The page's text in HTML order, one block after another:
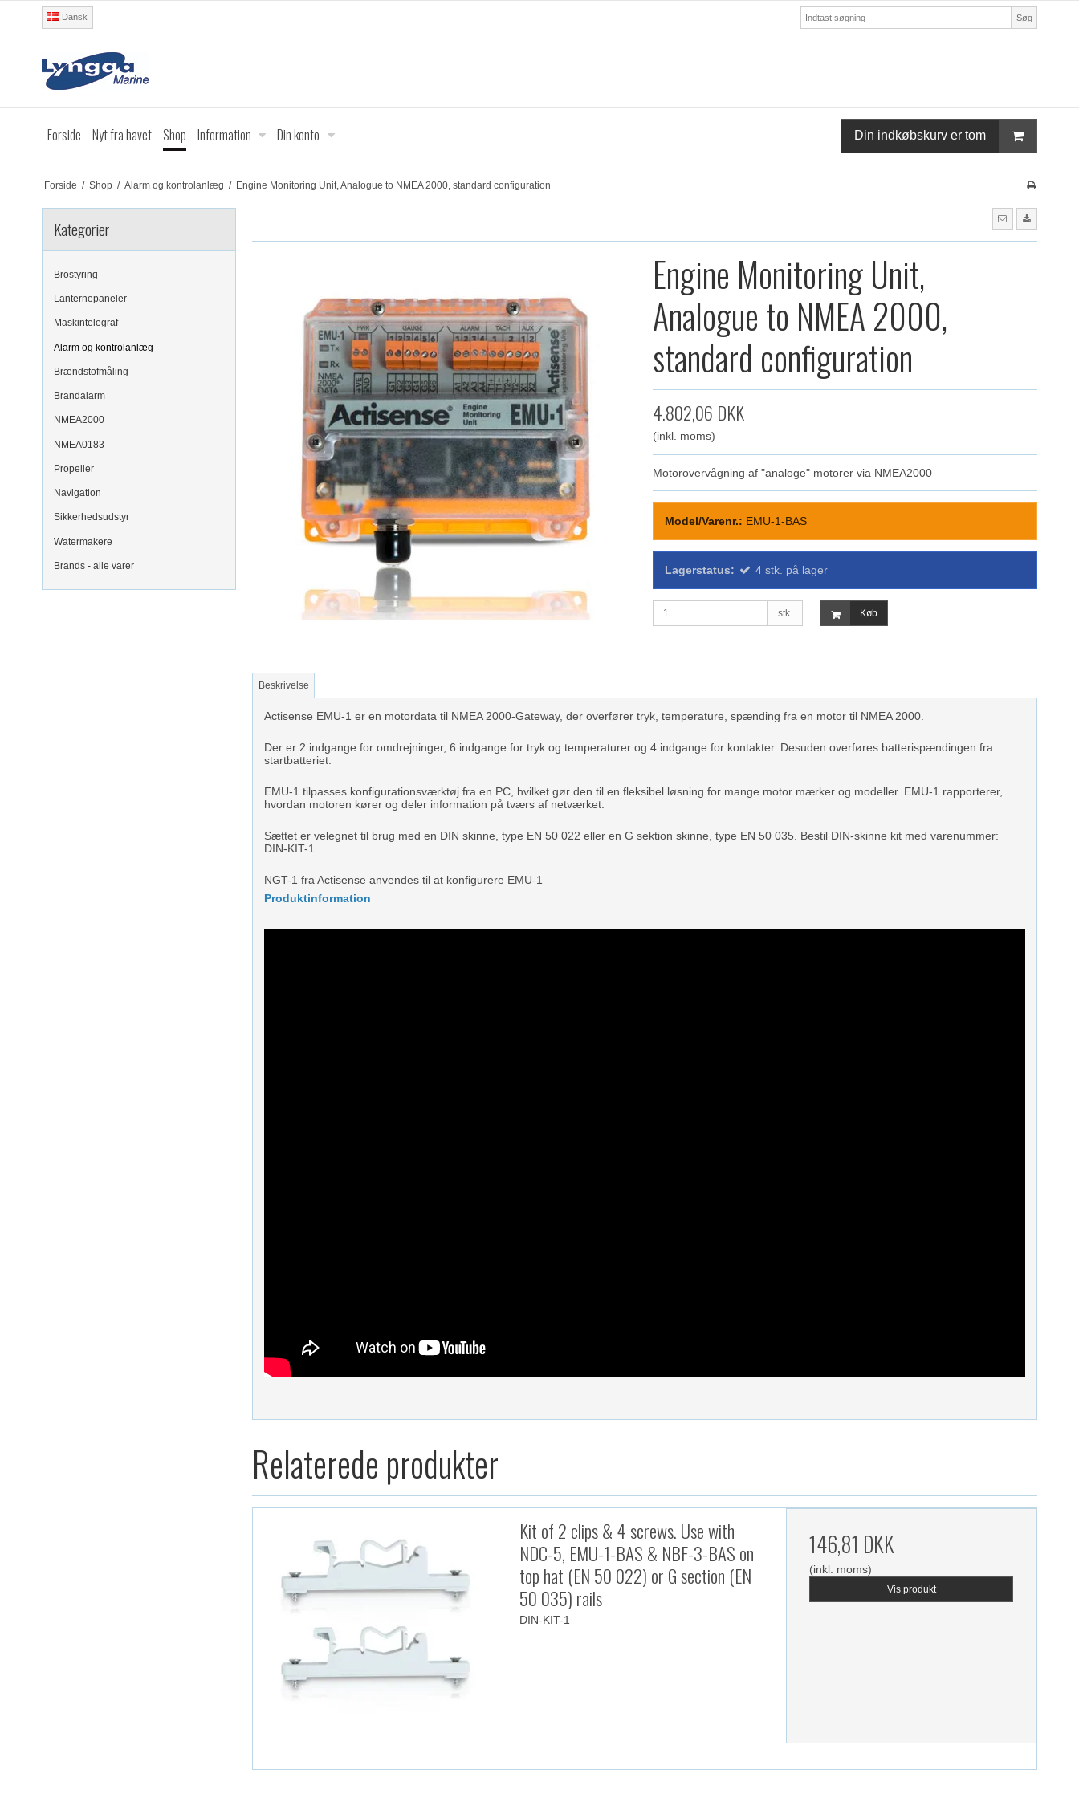
Dansk Søg
Forside Nyt fra havet Shop Information Din konto Din indkøbskurv er tom
Forside / Shop / Alarm og kontrolanlæg / Engine Monitoring Unit, Analogue to NMEA 2000, standard configuration
Kategorier
Brostyring
Lanternepaneler
Maskintelegraf
Alarm og kontrolanlæg
Brændstofmåling
Brandalarm
NMEA2000
NMEA0183
Propeller
Navigation
Sikkerhedsudstyr
Watermakere
Brands - alle varer
Engine Monitoring Unit,
Analogue to NMEA 2000,
standard configuration
4.802,06 DKK
(inkl. moms)
Motorovervågning af "analoge" motorer via NMEA2000
Model/Varenr.: EMU-1-BAS
Lagerstatus: 4 stk. på lager
stk. Køb
Beskrivelse
Actisense EMU-1 er en motordata til NMEA 2000-Gateway, der overfører tryk, temperature, spænding fra en motor til NMEA 2000.
Der er 2 indgange for omdrejninger, 6 indgange for tryk og temperaturer og 4 indgange for kontakter. Desuden overføres batterispændingen fra
startbatteriet.
EMU-1 tilpasses konfigurationsværktøj fra en PC, hvilket gør den til en fleksibel løsning for mange motor mærker og modeller. EMU-1 rapporterer,
hvordan motoren kører og deler information på tværs af netværket.
Sættet er velegnet til brug med en DIN skinne, type EN 50 022 eller en G sektion skinne, type EN 50 035. Bestil DIN-skinne kit med varenummer:
DIN-KIT-1.
NGT-1 fra Actisense anvendes til at konfigurere EMU-1
Produktinformation
Relaterede produkter
Kit of 2 clips & 4 screws. Use with
NDC-5, EMU-1-BAS & NBF-3-BAS on
top hat (EN 50 022) or G section (EN
50 035) rails
DIN-KIT-1
146,81 DKK
(inkl. moms)
Vis produkt